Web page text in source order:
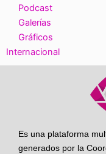
Podcast
Galerías
Gráficos
Internacional
Es una plataforma
generados por la